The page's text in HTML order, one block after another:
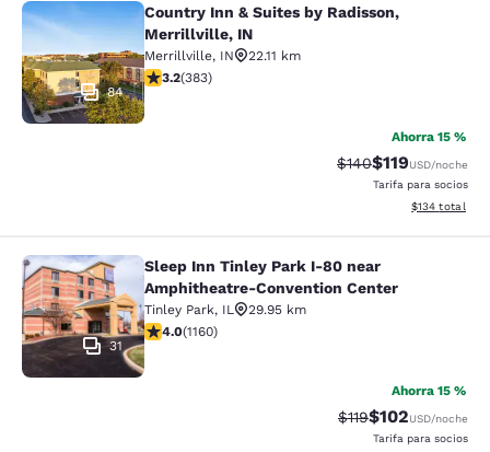
Country Inn & Suites by Radisson,
84
Country Inn & Suites by Radisson,
Merrillville, IN
Merrillville, IN
22.11 km
Calificación de 3.19 estrellas. Bueno. 383 reseñas
3.2(383)
Ahorra 15 %
Tarifa tachada:
$140Tarifa reducida:
$119USD/noche
Tarifa para socios
Ver detalles
$134 total
Sleep Inn Tinley Park I-80 near
31
Sleep Inn Tinley Park I-80 near
Amphitheatre-Convention Center
Tinley Park, IL
29.95 km
Calificación de 4.01 estrellas. Muy bueno. 1160 reseñas
4.0(1160)
Ahorra 15 %
Tarifa tachada:
$119Tarifa reducida:
$102USD/noche
Tarifa para socios